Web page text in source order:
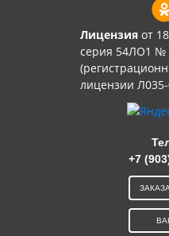
Лицензияот
серия 54ЛО1 №
лицензии
+7